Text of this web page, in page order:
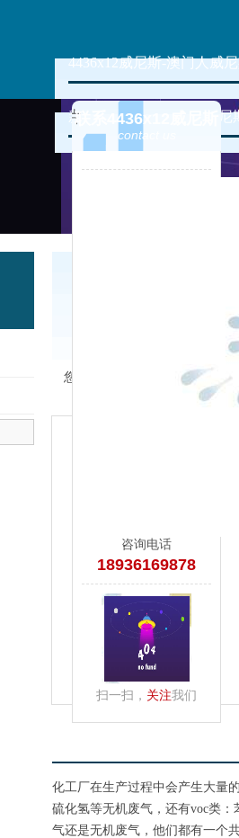
4436x12威尼斯-澳门人威
新闻资讯 4436x12威
您现在的位置： 4436x12威尼
化工厂在生产过程中会产生大量
硫化氢等无机废气，还有voc类
气还是无机废气，他们都有一个
联系4436x12威尼斯
contact us
咨询电话
18936169878
扫一扫， 关注我们